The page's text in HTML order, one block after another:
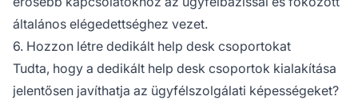
általános elégedettséghez vezet.
6. Hozzon létre dedikált help desk csoportokat
Tudta, hogy a dedikált help desk csoportok kialakítása
jelentősen javíthatja az ügyfélszolgálati képességeket?